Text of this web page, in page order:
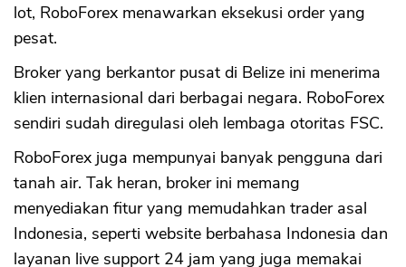
lot, RoboForex menawarkan eksekusi order yang
pesat.
Broker yang berkantor pusat di Belize ini menerima
klien internasional dari berbagai negara. RoboForex
sendiri sudah diregulasi oleh lembaga otoritas FSC.
RoboForex juga mempunyai banyak pengguna dari
tanah air. Tak heran, broker ini memang
menyediakan fitur yang memudahkan trader asal
Indonesia, seperti website berbahasa Indonesia dan
layanan live support 24 jam yang juga memakai